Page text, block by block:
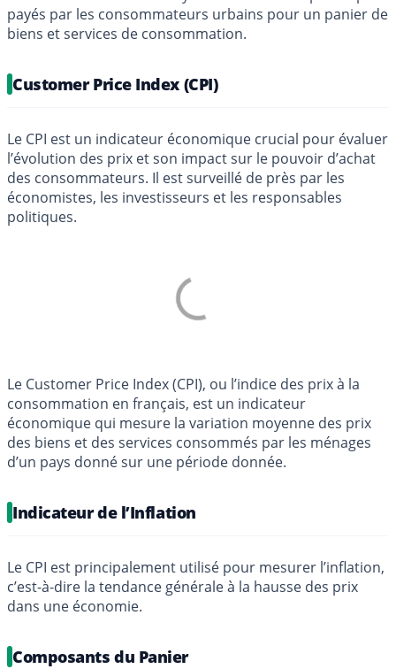
payés par les consommateurs urbains pour un panier de
biens et services de consommation.
Customer Price Index (CPI)
Le CPI est un indicateur économique crucial pour évaluer
l’évolution des prix et son impact sur le pouvoir d’achat
des consommateurs. Il est surveillé de près par les
économistes, les investisseurs et les responsables
politiques.
Le Customer Price Index (CPI), ou l’indice des prix à la
consommation en français, est un indicateur
économique qui mesure la variation moyenne des prix
des biens et des services consommés par les ménages
d’un pays donné sur une période donnée.
Indicateur de l’Inflation
Le CPI est principalement utilisé pour mesurer l’inflation,
c’est-à-dire la tendance générale à la hausse des prix
dans une économie.
Composants du Panier